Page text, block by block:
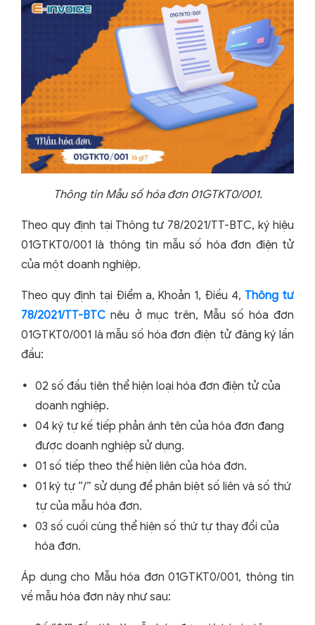
Thông tin Mẫu số hóa đơn 01GTKT0/001.
Theo quy định tại Thông tư 78/2021/TT-BTC, ký hiệu
01GTKT0/001 là thông tin mẫu số hóa đơn điện tử
của một doanh nghiệp.
Theo quy định tại Điểm a, Khoản 1, Điều 4, Thông tư
78/2021/TT-BTC nêu ở mục trên, Mẫu số hóa đơn
01GTKT0/001 là mẫu số hóa đơn điện tử đăng ký lần
đầu:
02 số đầu tiên thể hiện loại hóa đơn điện tử của
doanh nghiệp.
04 ký tự kế tiếp phản ánh tên của hóa đơn đang
được doanh nghiệp sử dụng.
01 số tiếp theo thể hiện liên của hóa đơn.
01 ký tự “/” sử dụng để phân biệt số liên và số thứ
tự của mẫu hóa đơn.
03 số cuối cùng thể hiện số thứ tự thay đổi của
hóa đơn.
Áp dụng cho Mẫu hóa đơn 01GTKT0/001, thông tin
về mẫu hóa đơn này như sau: